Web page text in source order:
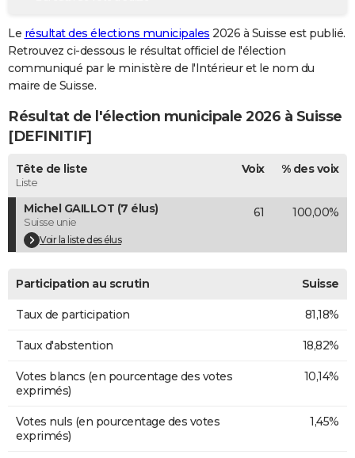
GUIDES D'ACHAT
BONS PLANS
CARTE DE VOEUX
Carte de Noël
Carte Bonne année
Carte Saint-Valentin
Carte Pâques
Carte d'anniversaire
DICTIONNAIRE
Dictionnaire
Biographies
Citations
Expressions
Proverbes
PROGRAMME TV
COPAINS D'AVANT
S'inscrire
Se connecter
Lycées
Collèges
Primaires
Universités
Entreprises
Service militaire
Avis de recherche
AVIS DE DÉCÈS
FORUM
Le résultat des élections municipales 2026 à Suisse est publié.
Retrouvez ci-dessous le résultat officiel de l'élection
communiqué par le ministère de l'Intérieur et le nom du
maire de Suisse.
Résultat de l'élection municipale 2026 à Suisse
[DEFINITIF]
Tête de liste
Liste
Voix % des voix
Michel GAILLOT (7 élus)
Suisse unie
Voir la liste des élus
61 100,00%
Participation au scrutin Suisse
Taux de participation 81,18%
Taux d'abstention 18,82%
Votes blancs (en pourcentage des votes
exprimés)
10,14%
Votes nuls (en pourcentage des votes
exprimés)
1,45%